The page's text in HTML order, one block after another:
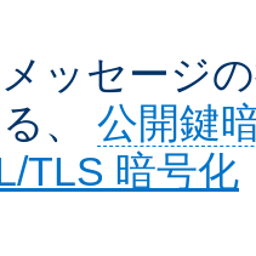
ッセージ
、 公開鍵
TLS 暗号化